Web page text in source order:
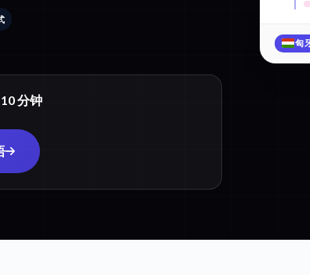
分钟
匈